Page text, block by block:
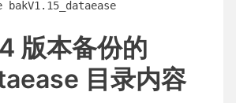
版本备份的
目录内容